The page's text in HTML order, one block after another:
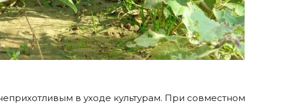
в уходе культурам. При совместном